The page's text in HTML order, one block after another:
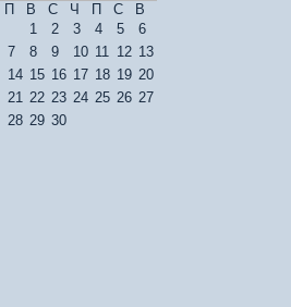
П
В С Ч П С
В
1
2 3 4 5
6
7
8 9 10 11 12 13
14 15 16 17 18 19 20
21 22 23 24 25 26 27
28 29 30